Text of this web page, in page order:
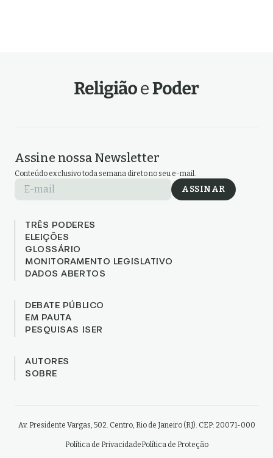
Assine nossa Newsletter
Conteúdo exclusivo toda semana direto no seu e-mail.
E-mail ASSINAR
TRÊS PODERES
ELEIÇÕES
GLOSSÁRIO
MONITORAMENTO LEGISLATIVO
DADOS ABERTOS
DEBATE PÚBLICO
EM PAUTA
PESQUISAS ISER
AUTORES
SOBRE
Av. Presidente Vargas, 502. Centro, Rio de Janeiro (RJ). CEP: 20071-000
Política de PrivacidadePolítica de Proteção